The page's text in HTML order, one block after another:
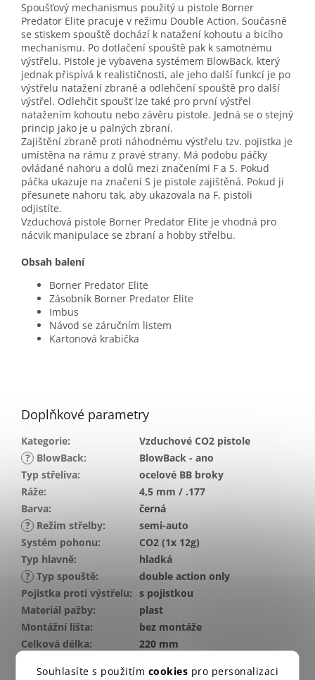
Souhlasíte s použitím cookies pro personalizaci
Spoušťový mechanismus použitý u pistole Borner
Predator Elite pracuje v režimu Double Action. Současně
se stiskem spouště dochází k natažení kohoutu a bicího
mechanismu. Po dotlačení spouště pak k samotnému
výstřelu. Pistole je vybavena systémem BlowBack, který
jednak přispívá k realističnosti, ale jeho další funkcí je po
výstřelu natažení zbraně a odlehčení spouště pro další
výstřel. Odlehčit spoušť lze také pro první výstřel
natažením kohoutu nebo závěru pistole. Jedná se o stejný
princip jako je u palných zbraní.
Zajištění zbraně proti náhodnému výstřelu tzv. pojistka je
umístěna na rámu z pravé strany. Má podobu páčky
ovládané nahoru a dolů mezi značeními F a S. Pokud
páčka ukazuje na značení S je pistole zajištěná. Pokud ji
přesunete nahoru tak, aby ukazovala na F, pistoli
odjistíte.
Vzduchová pistole Borner Predator Elite je vhodná pro
nácvik manipulace se zbraní a hobby střelbu.
Obsah balení
Borner Predator Elite
Zásobník Borner Predator Elite
Imbus
Návod se záručním listem
Kartonová krabička
Doplňkové parametry
Kategorie:
Vzduchové CO2 pistole
? BlowBack:
BlowBack - ano
Typ střeliva:
ocelové BB broky
Ráže:
4,5 mm / .177
Barva:
černá
? Režim střelby:
semi-auto
Systém pohonu:
CO2 (1x 12g)
Typ hlavně:
hladká
? Typ spouště:
double action only
Pojistka proti výstřelu: s pojistkou
Materiál pažby:
plast
Montážní lišta:
bez montáže
Celková délka:
220 mm